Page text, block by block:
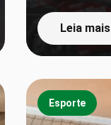
Leia mais
Esporte